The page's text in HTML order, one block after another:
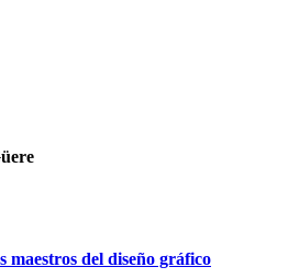
del diseño gráfico